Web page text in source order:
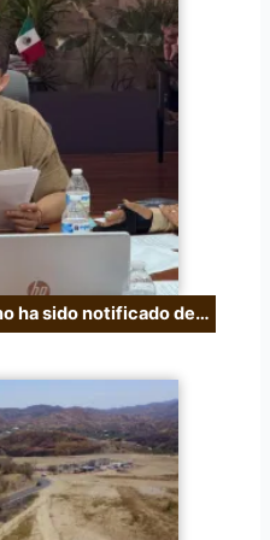
ha sido notificado de…